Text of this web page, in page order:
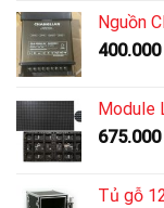
Nguồn
400.000
Module
675.000
Tủ gỗ